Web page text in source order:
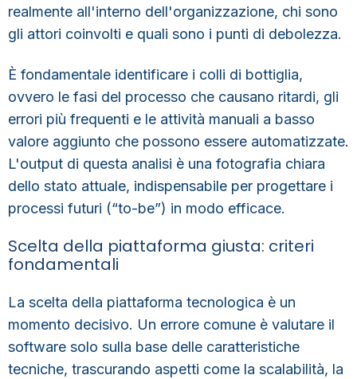
realmente all'interno dell'organizzazione, chi sono
gli attori coinvolti e quali sono i punti di debolezza.
È fondamentale identificare i colli di bottiglia,
ovvero le fasi del processo che causano ritardi, gli
errori più frequenti e le attività manuali a basso
valore aggiunto che possono essere automatizzate.
L'output di questa analisi è una fotografia chiara
dello stato attuale, indispensabile per progettare i
processi futuri (“to-be”) in modo efficace.
Scelta della piattaforma giusta: criteri
fondamentali
La scelta della piattaforma tecnologica è un
momento decisivo. Un errore comune è valutare il
software solo sulla base delle caratteristiche
tecniche, trascurando aspetti come la scalabilità, la